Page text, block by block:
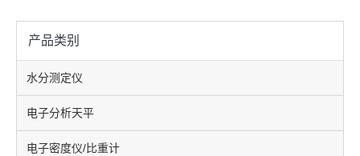
产品类别
水分测定仪
电子分析天平
电子密度仪/比重计